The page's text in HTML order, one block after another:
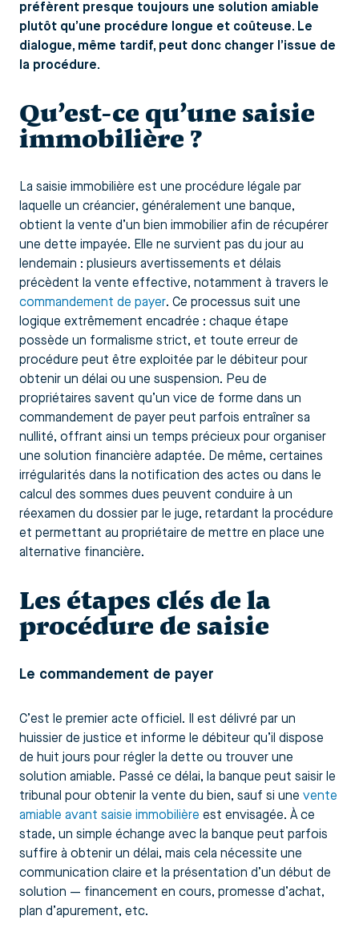
préfèrent presque toujours une solution amiable
plutôt qu’une procédure longue et coûteuse. Le
dialogue, même tardif, peut donc changer l’issue de
la procédure.
Qu’est-ce qu’une saisie
immobilière ?
La saisie immobilière est une procédure légale par
laquelle un créancier, généralement une banque,
obtient la vente d’un bien immobilier afin de récupérer
une dette impayée. Elle ne survient pas du jour au
lendemain : plusieurs avertissements et délais
précèdent la vente effective, notamment à travers le
commandement de payer. Ce processus suit une
logique extrêmement encadrée : chaque étape
possède un formalisme strict, et toute erreur de
procédure peut être exploitée par le débiteur pour
obtenir un délai ou une suspension. Peu de
propriétaires savent qu’un vice de forme dans un
commandement de payer peut parfois entraîner sa
nullité, offrant ainsi un temps précieux pour organiser
une solution financière adaptée. De même, certaines
irrégularités dans la notification des actes ou dans le
calcul des sommes dues peuvent conduire à un
réexamen du dossier par le juge, retardant la procédure
et permettant au propriétaire de mettre en place une
alternative financière.
Les étapes clés de la
procédure de saisie
Le commandement de payer
C’est le premier acte officiel. Il est délivré par un
huissier de justice et informe le débiteur qu’il dispose
de huit jours pour régler la dette ou trouver une
solution amiable. Passé ce délai, la banque peut saisir le
tribunal pour obtenir la vente du bien, sauf si une vente
amiable avant saisie immobilière est envisagée. À ce
stade, un simple échange avec la banque peut parfois
suffire à obtenir un délai, mais cela nécessite une
communication claire et la présentation d’un début de
solution — financement en cours, promesse d’achat,
plan d’apurement, etc.